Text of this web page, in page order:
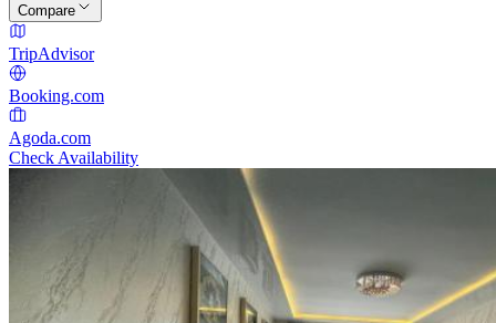
Compare
TripAdvisor
Booking.com
Agoda.com
Check Availability